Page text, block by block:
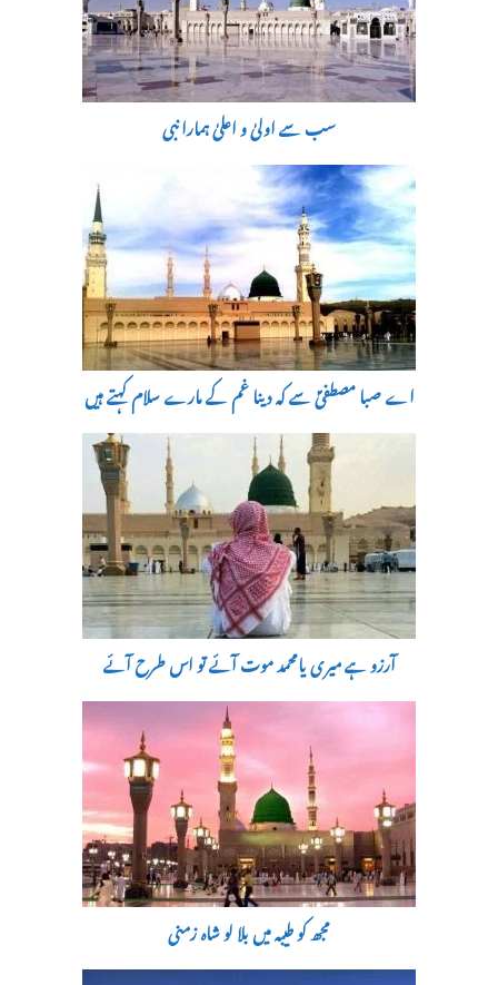
سب سے اولیٰ و اعلیٰ ہمارا نبی
اے صبا مصطفیؐ سے کہ دینا غم کے مارے سلام کہتے ہیں
آرزو ہے میری یامحمد موت آئے تو اس طرح آئے
مجھ کو طیبہ میں بلا لو شاہ زمنی